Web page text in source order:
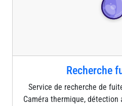
Recherche
Service de recherche de
Caméra thermique,